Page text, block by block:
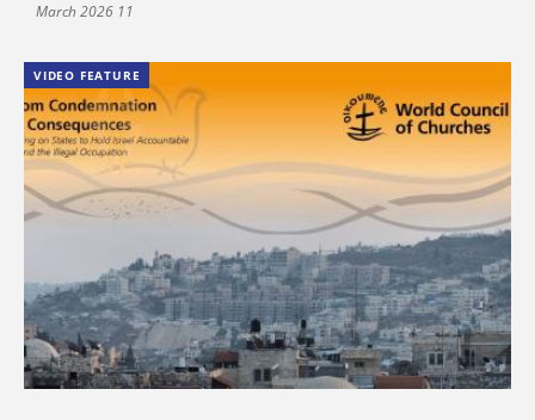
11 March 2026
VIDEO FEATURE